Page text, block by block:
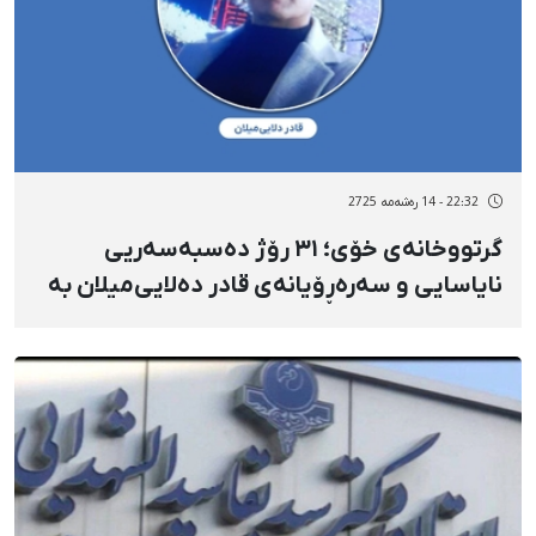
22:32 - 14 رەشەمه 2725
گرتووخانەی خۆی؛ ٣١ رۆژ دەسبەسەریی
نایاسایی و سەرەڕۆیانەی قادر دەلایی‌میلان بە